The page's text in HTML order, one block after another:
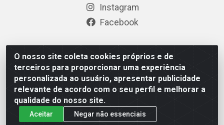
O nosso site coleta cookies próprios e de
terceiros para proporcionar uma experiência
personalizada ao usuário, apresentar publicidade
relevante de acordo com o seu perfil e melhorar a
qualidade do nosso site.
Aceitar Negar não essenciais
Instagram
Facebook
Hernandes - Atacado e Distribuições - Rodovia
Transacreana, 2155 - Floresta Sul, Rio Branco/AC - CEP
69.912-290 - CNPJ 12.996.556/0001-69